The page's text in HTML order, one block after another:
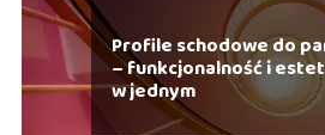
Profile schodowe do
– funkcjonalność i
w jednym